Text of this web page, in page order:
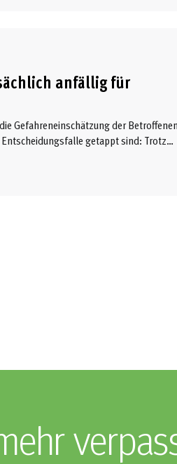
anfällig für
Gefahreneinschätzung der Betroffenen
getappt sind: Trotz
Fehleinschätzung verleiten lassen.